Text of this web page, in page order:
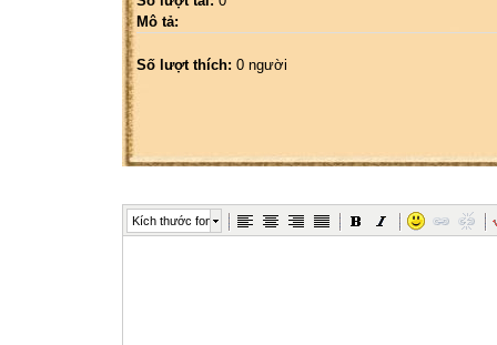
Mô tả:
Số lượt thích: 0 người
Kích thước font